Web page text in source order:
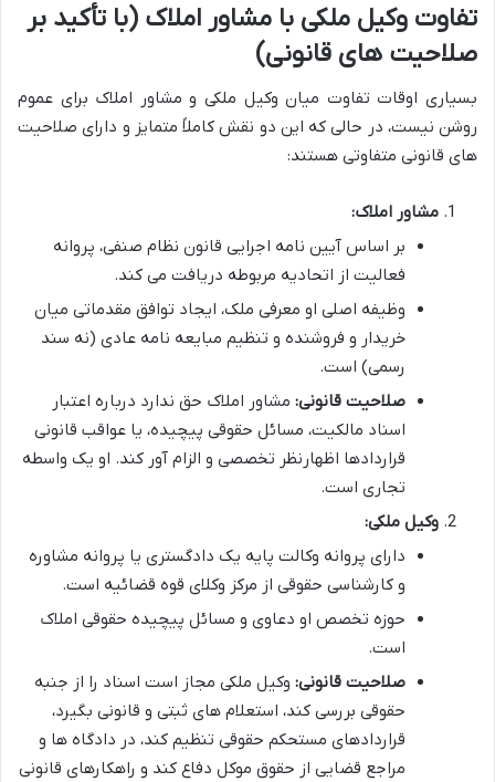
تفاوت وکیل ملکی با مشاور املاک (با تأکید بر
صلاحیت های قانونی)
بسیاری اوقات تفاوت میان وکیل ملکی و مشاور املاک برای عموم
روشن نیست، در حالی که این دو نقش کاملاً متمایز و دارای صلاحیت
های قانونی متفاوتی هستند:
مشاور املاک:
بر اساس آیین نامه اجرایی قانون نظام صنفی، پروانه
فعالیت از اتحادیه مربوطه دریافت می کند.
وظیفه اصلی او معرفی ملک، ایجاد توافق مقدماتی میان
خریدار و فروشنده و تنظیم مبایعه نامه عادی (نه سند
رسمی) است.
صلاحیت قانونی: مشاور املاک حق ندارد درباره اعتبار
اسناد مالکیت، مسائل حقوقی پیچیده، یا عواقب قانونی
قراردادها اظهارنظر تخصصی و الزام آور کند. او یک واسطه
تجاری است.
وکیل ملکی:
دارای پروانه وکالت پایه یک دادگستری یا پروانه مشاوره
و کارشناسی حقوقی از مرکز وکلای قوه قضائیه است.
حوزه تخصص او دعاوی و مسائل پیچیده حقوقی املاک
است.
صلاحیت قانونی: وکیل ملکی مجاز است اسناد را از جنبه
حقوقی بررسی کند، استعلام های ثبتی و قانونی بگیرد،
قراردادهای مستحکم حقوقی تنظیم کند، در دادگاه ها و
مراجع قضایی از حقوق موکل دفاع کند و راهکارهای قانونی